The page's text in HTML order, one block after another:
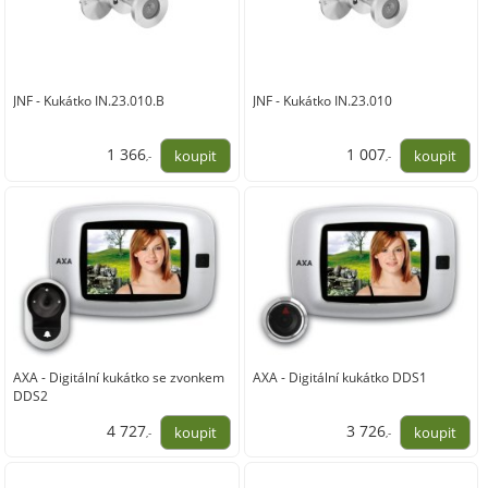
JNF - Kukátko IN.23.010.B
1 366,-
JNF - Kukátko IN.23.010
1 007,-
AXA - Digitální kukátko se zvonkem
DDS2
4 727,-
AXA - Digitální kukátko DDS1
3 726,-